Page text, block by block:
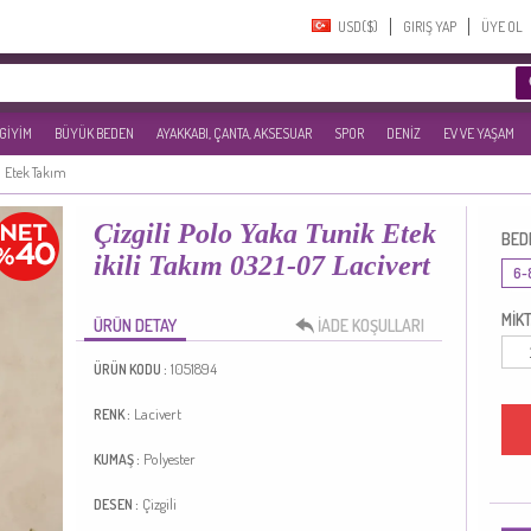
USD($)‎ GIRIŞ YAP ÜYE OL
BÜYÜK BEDEN AYAKKABI, ÇANTA, AKSESUAR SPOR DENİZ EV VE YAŞAM
Etek Takım
Çizgili Polo Yaka Tunik Etek
ikili Takım 0321-07 Lacivert
ÜRÜN DETAY İADE KOŞULLARI
ÜRÜN KODU : 1051894
RENK : Lacivert
KUMAŞ : Polyester
DESEN : Çizgili
6-